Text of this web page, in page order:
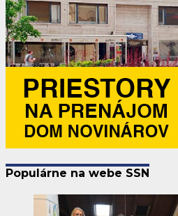
Populárne na webe SSN